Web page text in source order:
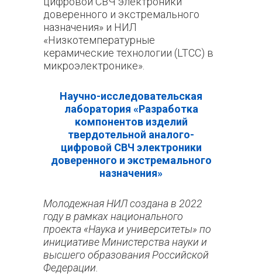
доверенного и экстремального
назначения» и НИЛ
«Низкотемпературные
керамические технологии (LTCC) в
микроэлектронике».
Научно-исследовательская
лаборатория «Разработка
компонентов изделий
твердотельной аналого-
цифровой СВЧ электроники
доверенного и экстремального
назначения»
Молодежная НИЛ создана в 2022
году в рамках национального
проекта «Наука и университеты» по
инициативе Министерства науки и
высшего образования Российской
Федерации.